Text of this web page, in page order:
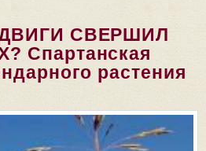
СВЕРШИЛ
Спартанская
растения